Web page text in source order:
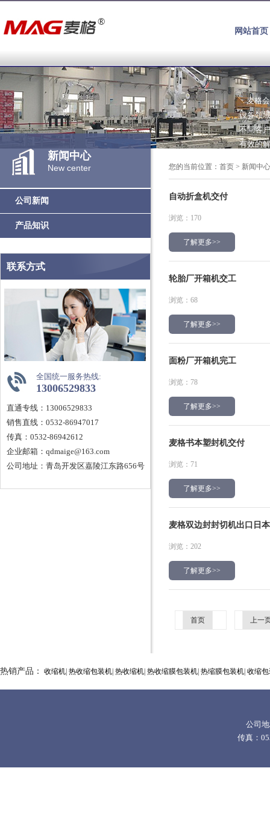
网站首页
麦格会
设备领
不同客
有效的
新闻中心
New center
公司新闻
产品知识
联系方式
全国统一服务热线:
13006529833
直通专线：13006529833
销售直线：0532-86947017
传真：0532-86942612
企业邮箱：qdmaige@163.com
公司地址：青岛开发区嘉陵江东路656号
您的当前位置： 首页 > 新闻中心
自动折盒机交付
浏览：170
了解更多>>
轮胎厂开箱机交工
浏览：68
了解更多>>
面粉厂开箱机完工
浏览：78
了解更多>>
麦格书本塑封机交付
浏览：71
了解更多>>
麦格双边封封切机出口日本
浏览：202
了解更多>>
首页 上一
热销产品： 收缩机| 热收缩包装机| 热收缩机| 热收缩膜包装机| 热缩膜包装机| 收缩
公司
传真：